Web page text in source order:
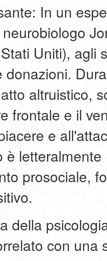
In un
Uniti), agli
donazioni.
altruistico,
frontale e il
e
è
prosociale,
della
con una